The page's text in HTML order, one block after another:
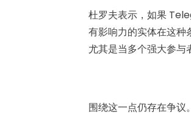
杜罗夫表示，如果
有影响力的实体在这种
尤其是当多个强大参与
围绕这一点仍存在争